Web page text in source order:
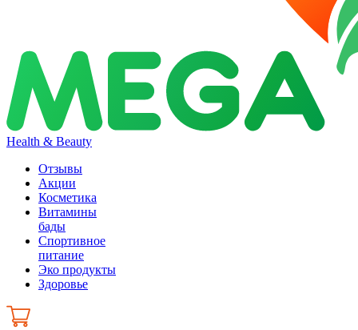
Health & Beauty
Отзывы
Акции
Косметика
Витамины
бады
Спортивное
питание
Эко продукты
Здоровье